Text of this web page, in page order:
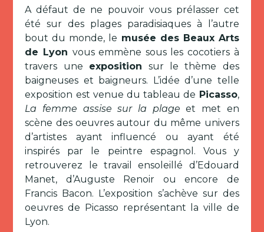
A défaut de ne pouvoir vous prélasser cet
été sur des plages paradisiaques à l’autre
bout du monde, le musée des Beaux Arts
de Lyon vous emmène sous les cocotiers à
travers une expositionsur le thème des
baigneuses et baigneurs. L’idée d’une telle
exposition est venue du tableau de Picasso,
La femme assise sur la plage et met en
scène des oeuvres autour du même univers
d’artistes ayant influencé ou ayant été
inspirés par le peintre espagnol. Vous y
retrouverez le travail ensoleillé d’Edouard
Manet, d’Auguste Renoir ou encore de
Francis Bacon. L’exposition s’achève sur des
oeuvres de Picasso représentant la ville de
Lyon.